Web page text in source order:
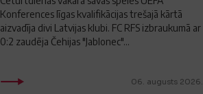
Konferences līgas kvalifikācijas trešajā kārtā
aizvadīja divi Latvijas klubi. FC RFS izbraukumā ar
0:2 zaudēja Čehijas "Jablonec"...
06. augusts 2026.